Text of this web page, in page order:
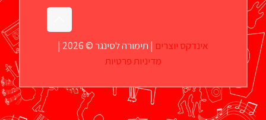
אינדקס יוצרים | תימורה לסינגר © 2026 |
מדיניות פרטיות